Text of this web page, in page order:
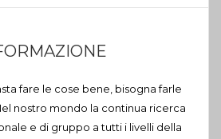
fare le cose bene, bisogna farle
nostro mondo la continua ricerca
e di gruppo a tutti i livelli della